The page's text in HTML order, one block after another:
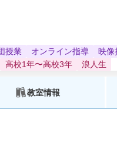
授業 オンライン指導
映像
高校1年〜高校3年 浪人生
教室情報